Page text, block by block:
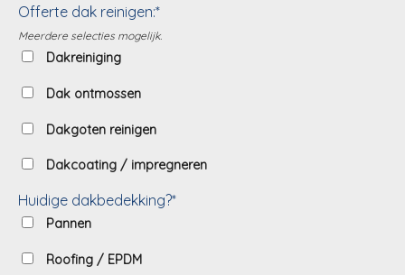
Offerte dak reinigen:*
Meerdere selecties mogelijk.
Dakreiniging
Dak ontmossen
Dakgoten reinigen
Dakcoating / impregneren
Huidige dakbedekking?*
Pannen
Roofing / EPDM